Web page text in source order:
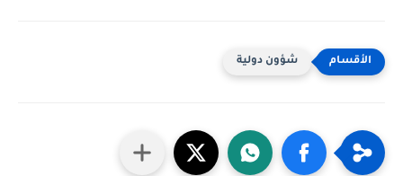
شؤون دولية